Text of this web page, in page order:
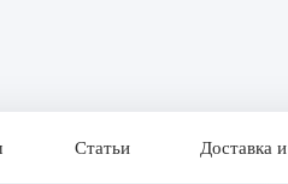
Статьи Доставка